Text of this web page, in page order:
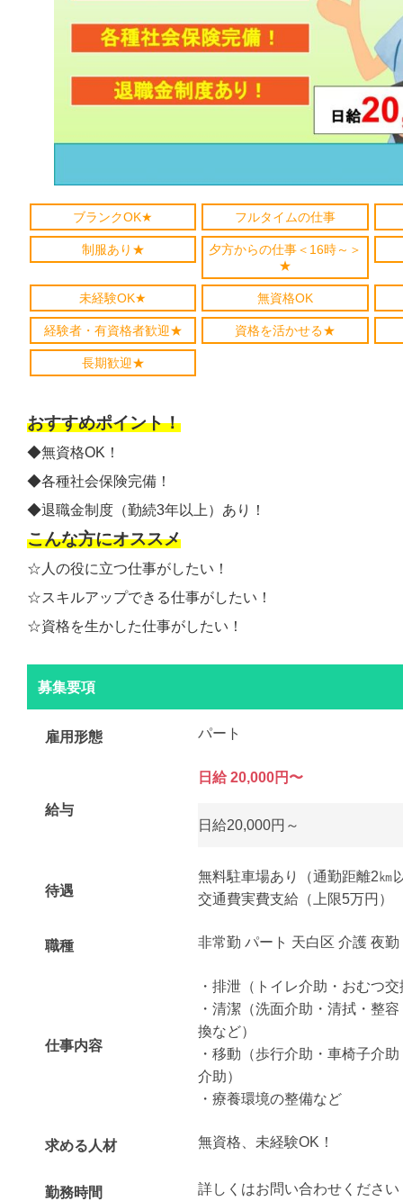
ブランクOK★ フルタイムの仕事
制服あり★
夕方からの仕事＜16時～＞
★
未経験OK★ 無資格OK
経験者・有資格者歓迎★ 資格を活かせる★
長期歓迎★
おすすめポイント！
◆無資格OK！
◆各種社会保険完備！
◆退職金制度（勤続3年以上）あり！
こんな方にオススメ
☆人の役に立つ仕事がしたい！
☆スキルアップできる仕事がしたい！
☆資格を生かした仕事がしたい！
募集要項
雇用形態 パート
給与
日給 20,000円〜
日給20,000円～
待遇
無料駐車場あり（通勤距離2㎞
交通費実費支給（上限5万円）
職種 非常勤 パート 天白区 介護 夜勤
仕事内容
・排泄（トイレ介助・おむつ
・清潔（洗面介助・清拭・整
換など）
・移動（歩行介助・車椅子介
介助）
・療養環境の整備など
求める人材 無資格、未経験OK！
勤務時間 詳しくはお問い合わせください